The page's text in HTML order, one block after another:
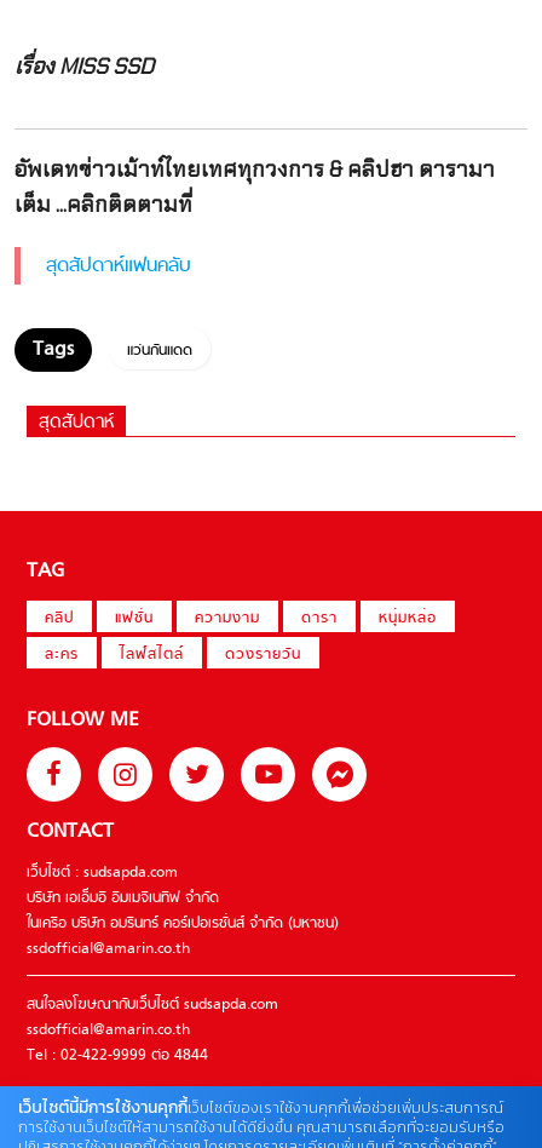
เรื่อง MISS SSD
อัพเดทข่าวเม้าท์ไทยเทศทุกวงการ & คลิปฮา ดารามา
เต็ม ...คลิกติดตามที่
สุดสัปดาห์แฟนคลับ
แว่นกันแดด
สุดสัปดาห์
TAG
คลิป แฟชั่น ความงาม ดารา
หนุ่มหล่อ
ละคร
ไลฟ์สไตล์ ดวงรายวัน
FOLLOW ME
CONTACT
เว็บไซต์ : sudsapda.com
บริษัท เอเอ็มอี อิมเมจิเนทีฟ จำกัด
ในเครือ บริษัท อมรินทร์ คอร์เปอเรชั่นส์ จำกัด (มหาชน)
ssdofficial@amarin.co.th
สนใจลงโฆษณากับเว็บไซต์ sudsapda.com
ssdofficial@amarin.co.th
Tel : 02-422-9999 ต่อ 4844
ติดต่อแจ้งปัญหาหรือร้องเรียน
เว็บไซต์นี้มีการใช้งานคุกกี้เว็บไซต์ของเราใช้งานคุกกี้เพื่อช่วยเพิ่มประสบการณ์
การใช้งานเว็บไซต์ให้สามารถใช้งานได้ดียิ่งขึ้น คุณสามารถเลือกที่จะยอมรับหรือ